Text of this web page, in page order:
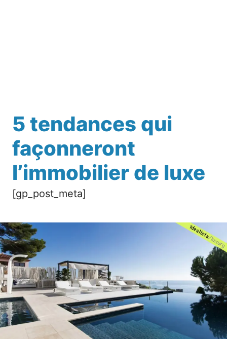
5 tendances qui
façonneront
l’immobilier de luxe
[gp_post_meta]